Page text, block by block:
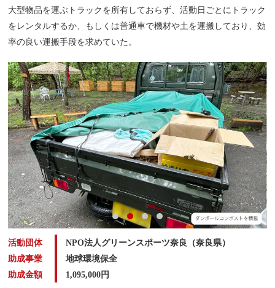
大型物品を運ぶトラックを所有しておらず、活動日ごとにトラック
をレンタルするか、もしくは普通車で機材や土を運搬しており、効
率の良い運搬手段を求めていた。
活動団体
NPO法人グリーンスポーツ奈良（奈良県）
助成事業
地球環境保全
助成金額
1,095,000円